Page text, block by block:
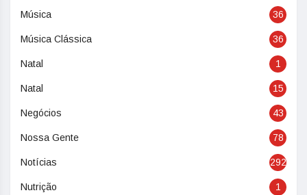
Música 36
Música Clássica 36
Natal 1
Natal 15
Negócios 43
Nossa Gente 78
Notícias 292
Nutrição 1